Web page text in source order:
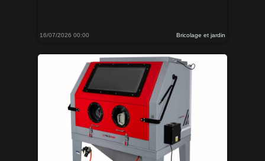
16/07/2026 00:00 Bricolage et jardin